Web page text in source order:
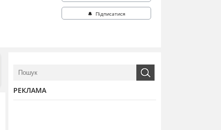
🔔 Підписатися
РЕКЛАМА